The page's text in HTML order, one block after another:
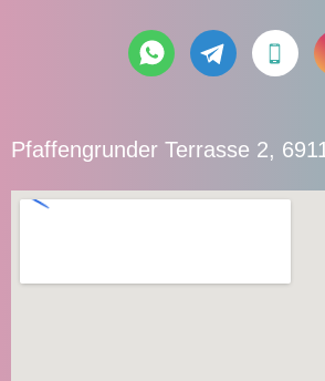
Pfaffengrunder Terrasse 2,